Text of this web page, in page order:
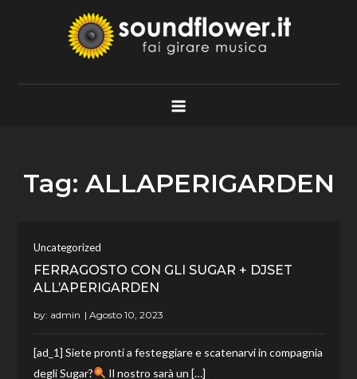
Soundflower.it
Fai Girare Musica
Tag: ALLAPERIGARDEN
Uncategorized
FERRAGOSTO CON GLI SUGAR + DJSET
ALL’APERIGARDEN
by: admin
[ad_1] Siete pronti a festeggiare e scatenarvi in compagnia
degli Sugar?
Il nostro sarà un […]